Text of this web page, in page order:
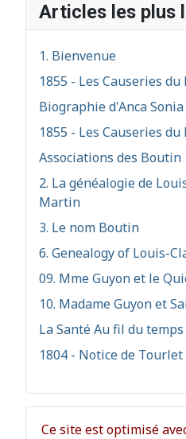
Articles les plus
1. Bienvenue
1855 - Les Causeries du
Biographie d'Anca Sonia
1855 - Les Causeries du
Associations des Boutin
2. La généalogie de
Martin
3. Le nom Boutin
6. Genealogy of Louis-
09. Mme Guyon et le
10. Madame Guyon et
La Santé Au fil du temps
1804 - Notice de Tourlet
Ce site est optimisé